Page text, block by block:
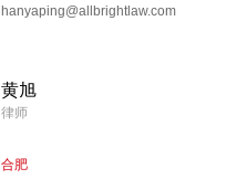
hanyaping@allbrightlaw.com
黄旭
律师
合肥